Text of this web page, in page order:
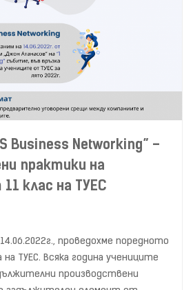
Business Networking” –
практики на
клас на ТУЕС
проведохме поредното
ТУЕС. Всяка година учениците
производствени